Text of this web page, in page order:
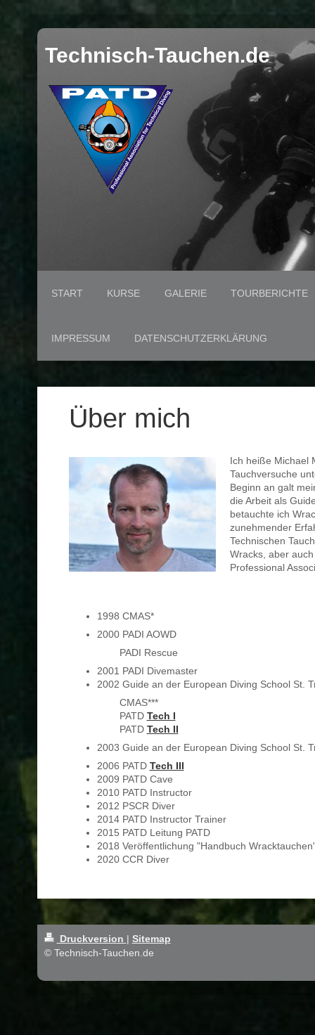
Technisch-Tauchen.de
START KURSE GALERIE TOURBERICHTE
IMPRESSUM DATENSCHUTZERKLÄRUNG
Über mich
Ich heiße Michael
Tauchversuche
Beginn an galt
die Arbeit als
betauchte ich
zunehmender
Technischen
Wracks, aber
Professional
1998 CMAS*
2000 PADI AOWD
PADI Rescue
2001 PADI Divemaster
2002 Guide an der European Diving School St.
CMAS***
PATD Tech I
PATD Tech II
2003 Guide an der European Diving School St.
2006 PATD Tech III
2009 PATD Cave
2010 PATD Instructor
2012 PSCR Diver
2014 PATD Instructor Trainer
2015 PATD Leitung PATD
2018 Veröffentlichung "Handbuch
2020 CCR Diver
Druckversion | Sitemap
© Technisch-Tauchen.de